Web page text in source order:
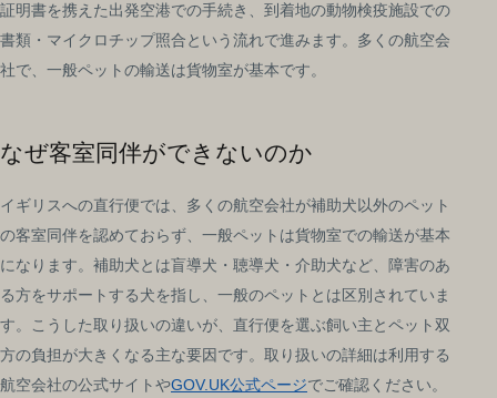
証明書を携えた出発空港での手続き、到着地の動物検疫施設での
書類・マイクロチップ照合という流れで進みます。多くの航空会
社で、一般ペットの輸送は貨物室が基本です。
なぜ客室同伴ができないのか
イギリスへの直行便では、多くの航空会社が補助犬以外のペット
の客室同伴を認めておらず、一般ペットは貨物室での輸送が基本
になります。補助犬とは盲導犬・聴導犬・介助犬など、障害のあ
る方をサポートする犬を指し、一般のペットとは区別されていま
す。こうした取り扱いの違いが、直行便を選ぶ飼い主とペット双
方の負担が大きくなる主な要因です。取り扱いの詳細は利用する
航空会社の公式サイトやGOV.UK公式ページでご確認ください。